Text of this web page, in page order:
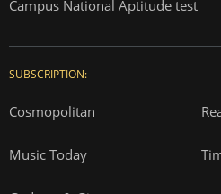
Campus National Aptitude test
SUBSCRIPTION:
Cosmopolitan
Music Today